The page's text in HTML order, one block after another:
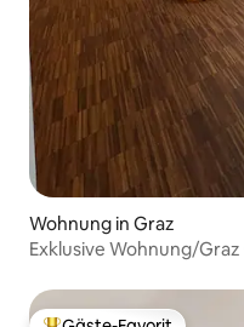
Wohnung in Graz